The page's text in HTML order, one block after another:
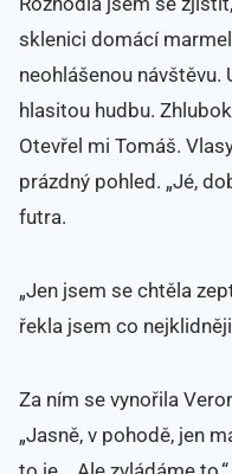
sklenici domácí
neohlášenou návštěvu.
hlasitou hudbu.
Otevřel mi Tomáš.
prázdný pohled. „Jé,
futra.
„Jen jsem se chtěla
řekla jsem co
Za ním se vynořila
„Jasně, v pohodě, jen